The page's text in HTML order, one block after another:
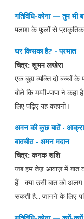
गतिविधि-कोना — तुम
पलाश के फूलों से प्राकृतिक
घर किसका है? - प्रभात
चित्र: शुभम लखेरा
एक बूढ़ा व्यक्ति दो बच्चों
बोले कि मम्मी-पापा ने
लिए पढ़िए यह कहानी।
अमन की कुछ बातें -
बातचीत - अमन मदान
चित्र: कनक शशि
जब हम तेज़ आवाज़ में बात
हैं। क्या उसी बात को
सकती है... जानने के लिए